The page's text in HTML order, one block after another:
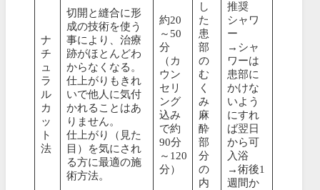
ナ
チ
ュ
ラ
ル
カ
ッ
ト
法
切開と縫合に形
成の技術を使う
事により、治療
跡がほとんどわ
からなくなる。
仕上がりもきれ
いで他人に気付
かれることはあ
りません。
仕上がり（見た
目）を気にされ
る方に最適の施
術方法。
約20
～50
分
（カ
ウン
セリ
ング
込み
で約
90分
～120
分）
し
た
患
部
の
む
く
み
麻
酔
部
分
の
内
推奨
シャワ
ー
→シャ
ワーは
患部に
かけな
いよう
にすれ
ば翌日
から可
入浴
→術後1
週間か